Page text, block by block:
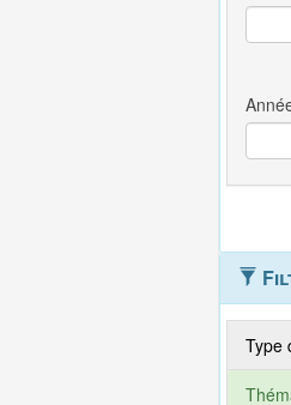
Type